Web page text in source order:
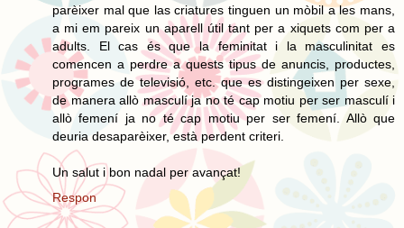
parèixer mal que las criatures tinguen un mòbil a les mans,
a mi em pareix un aparell útil tant per a xiquets com per a
adults. El cas és que la feminitat i la masculinitat es
comencen a perdre a quests tipus de anuncis, productes,
programes de televisió, etc. que es distingeixen per sexe,
de manera allò masculí ja no té cap motiu per ser masculí i
allò femení ja no té cap motiu per ser femení. Allò que
deuria desaparèixer, està perdent criteri.
Un salut i bon nadal per avançat!
Respon